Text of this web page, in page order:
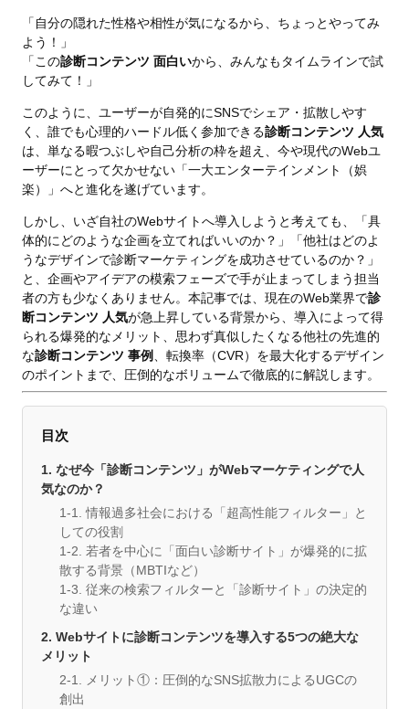
「自分の隠れた性格や相性が気になるから、ちょっとやってみ
よう！」
「この診断コンテンツ 面白いから、みんなもタイムラインで試
してみて！」
このように、ユーザーが自発的にSNSでシェア・拡散しやす
く、誰でも心理的ハードル低く参加できる診断コンテンツ 人気
は、単なる暇つぶしや自己分析の枠を超え、今や現代のWebユ
ーザーにとって欠かせない「一大エンターテインメント（娯
楽）」へと進化を遂げています。
しかし、いざ自社のWebサイトへ導入しようと考えても、「具
体的にどのような企画を立てればいいのか？」「他社はどのよ
うなデザインで診断マーケティングを成功させているのか？」
と、企画やアイデアの模索フェーズで手が止まってしまう担当
者の方も少なくありません。本記事では、現在のWeb業界で診
断コンテンツ 人気が急上昇している背景から、導入によって得
られる爆発的なメリット、思わず真似したくなる他社の先進的
な診断コンテンツ 事例
、転換率（CVR）を最大化するデザイン
のポイントまで、圧倒的なボリュームで徹底的に解説します。
目次
1. なぜ今「診断コンテンツ」がWebマーケティングで人
気なのか？
1-1. 情報過多社会における「超高性能フィルター」と
しての役割
1-2. 若者を中心に「面白い診断サイト」が爆発的に拡
散する背景（MBTIなど）
1-3. 従来の検索フィルターと「診断サイト」の決定的
な違い
2. Webサイトに診断コンテンツを導入する5つの絶大な
メリット
2-1. メリット①：圧倒的なSNS拡散力によるUGCの
創出